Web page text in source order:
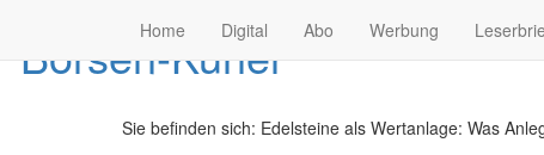
Home Digital Abo Werbung
Sie befinden sich: Edelsteine als Wertanlage: Was